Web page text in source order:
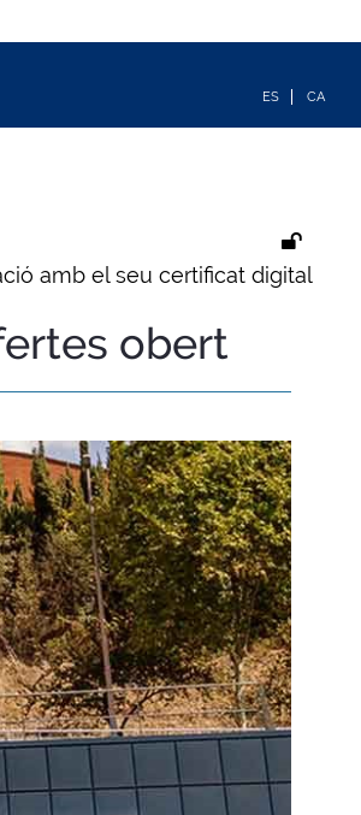
amb el seu certificat digital
obert